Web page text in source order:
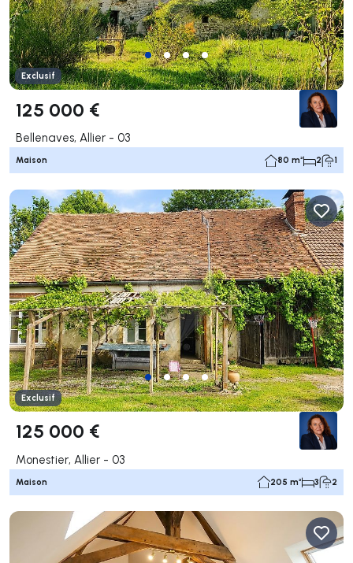
Exclusif
125 000 €
Bellenaves, Allier - 03
Maison 80 m² 2 1
Exclusif
125 000 €
Monestier, Allier - 03
Maison 205 m² 3 2